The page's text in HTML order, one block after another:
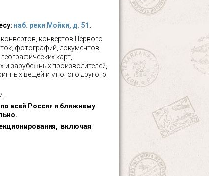
наб. реки Мойки, д. 51 .
конвертов Первого
фотографий, документов,
карт,
и зарубежных производителей,
вещей и многого другого.
всей России и ближнему
включая